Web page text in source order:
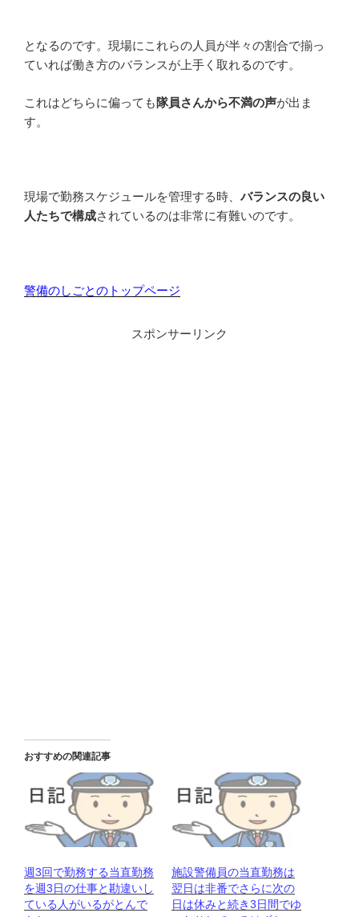
となるのです。現場にこれらの人員が半々の割合で揃っ
ていれば働き方のバランスが上手く取れるのです。
これはどちらに偏っても 隊員さんから不満の声が出ま
す。
現場で勤務スケジュールを管理する時、 バランスの良い
人たちで構成されているのは非常に有難いのです。
警備のしごとのトップページ
スポンサーリンク
おすすめの関連記事
週3回で勤務する当直勤務
を週3日の仕事と勘違いし
ている人がいるがとんで
施設警備員の当直勤務は
翌日は非番でさらに次の
日は休みと続き3日間でゆ